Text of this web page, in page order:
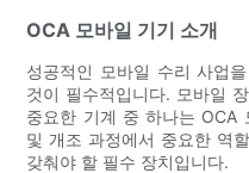
OCA 모바일 기기 소개
성공적인 모바일 수리 사업
것이 필수적입니다. 모바일
중요한 기계 중 하나는 OCA
및 개조 과정에서 중요한 역
갖춰야 할 필수 장치입니다.